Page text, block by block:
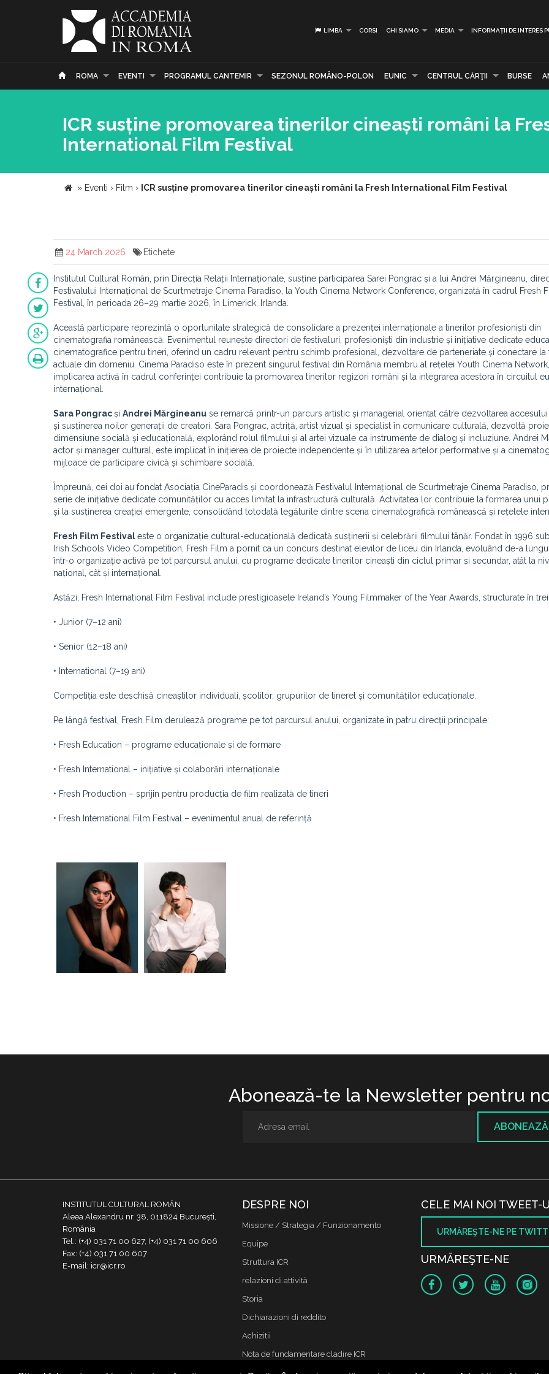
LIMBA CORSI CHI SIAMO MEDIA INFORMAȚII DE INTERES
ROMA EVENTI PROGRAMUL CANTEMIR SEZONUL ROMÂNO-POLON EUNIC CENTRUL CĂRŢII BURSE
ICR susține promovarea tinerilor cineaști români la
International Film Festival
» Eventi › Film › ICR susține promovarea tinerilor cineaști români la Fresh International Film Festival
24 March 2026 Etichete
Institutul Cultural Român, prin Direcția Relații Internaționale, susține participarea Sarei Pongrac și a lui Andrei Mărgineanu,
Festivalului Internațional de Scurtmetraje Cinema Paradiso, la Youth Cinema Network Conference, organizată în cadrul Fresh
Festival, în perioada 26–29 martie 2026, în Limerick, Irlanda.
Această participare reprezintă o oportunitate strategică de consolidare a prezenței internaționale a tinerilor profesioniști din
cinematografia românească. Evenimentul reunește directori de festivaluri, profesioniști din industrie și inițiative dedicate
cinematografice pentru tineri, oferind un cadru relevant pentru schimb profesional, dezvoltare de parteneriate și conectare
actuale din domeniu. Cinema Paradiso este în prezent singurul festival din România membru al rețelei Youth Cinema
implicarea activă în cadrul conferinței contribuie la promovarea tinerilor regizori români și la integrarea acestora în circuitul
internațional.
Sara Pongracși Andrei Mărgineanu se remarcă printr-un parcurs artistic și managerial orientat către dezvoltarea
și susținerea noilor generații de creatori. Sara Pongrac, actriță, artist vizual și specialist în comunicare culturală, dezvoltă
dimensiune socială și educațională, explorând rolul filmului și al artei vizuale ca instrumente de dialog și incluziune. Andrei
actor și manager cultural, este implicat în inițierea de proiecte independente și în utilizarea artelor performative și a
mijloace de participare civică și schimbare socială.
Împreună, cei doi au fondat Asociația CineParadis și coordonează Festivalul Internațional de Scurtmetraje Cinema Paradiso,
serie de inițiative dedicate comunităților cu acces limitat la infrastructură culturală. Activitatea lor contribuie la formarea unui
și la susținerea creației emergente, consolidând totodată legăturile dintre scena cinematografică românească și rețelele
Fresh Film Festivaleste o organizație cultural-educațională dedicată susținerii și celebrării filmului tânăr. Fondat în 1996
Irish Schools Video Competition, Fresh Film a pornit ca un concurs destinat elevilor de liceu din Irlanda, evoluând de-a
într-o organizație activă pe tot parcursul anului, cu programe dedicate tinerilor cineaști din ciclul primar și secundar, atât la
național, cât și internațional.
Astăzi, Fresh International Film Festival include prestigioasele Ireland’s Young Filmmaker of the Year Awards, structurate în
• Junior (7–12 ani)
• Senior (12–18 ani)
• International (7–19 ani)
Competiția este deschisă cineaștilor individuali, școlilor, grupurilor de tineret și comunităților educaționale.
Pe lângă festival, Fresh Film derulează programe pe tot parcursul anului, organizate în patru direcții principale:
• Fresh Education – programe educaționale și de formare
• Fresh International – inițiative și colaborări internaționale
• Fresh Production – sprijin pentru producția de film realizată de tineri
• Fresh International Film Festival – evenimentul anual de referință
Abonează-te la Newsletter pentru
INSTITUTUL CULTURAL ROMÂN
Aleea Alexandru nr. 38, 011824 București,
România
Tel.: (+4) 031 71 00 627, (+4) 031 71 00 606
Fax: (+4) 031 71 00 607
E-mail: icr@icr.ro
DESPRE NOI
Missione / Strategia / Funzionamento
Equipe
Struttura ICR
relazioni di attività
Storia
Dichiarazioni di reddito
Achizitii
Nota de fundamentare cladire ICR
CELE MAI NOI TWEET-
URMĂREŞTE-NE PE
URMĂREŞTE-NE